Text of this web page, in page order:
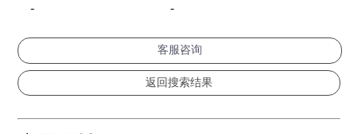
-
-
客服咨询